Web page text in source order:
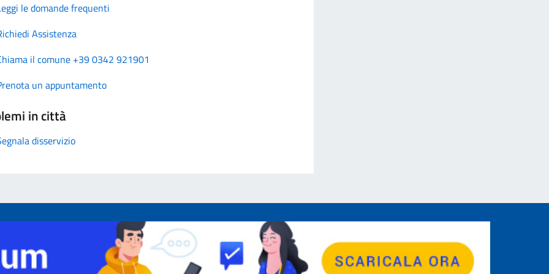
le domande frequenti
Assistenza
il comune +39 0342 921901
un appuntamento
in città
disservizio